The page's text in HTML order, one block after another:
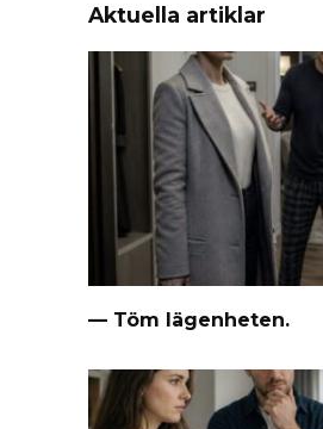
Aktuella artiklar
— Töm lägenheten.